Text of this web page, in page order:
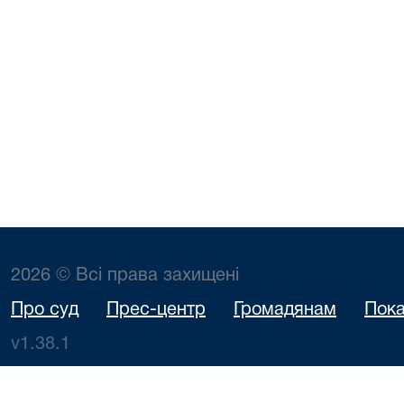
2026 © Всі права захищені
Про суд Прес-центр Громадянам
v1.38.1